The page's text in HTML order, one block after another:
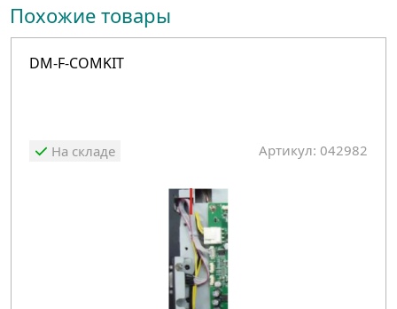
Похожие товары
DM-F-COMKIT
На складе Артикул: 042982